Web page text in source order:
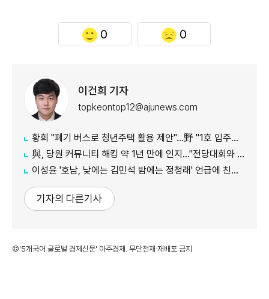
0 0
이건희 기자
topkeontop12@ajunews.com
황희 "폐기 버스로 청년주택 활용 제안"…野 "1호 입주하라"
與, 당원 커뮤니티 해킹 약 1년 만에 인지…"전당대회와 무관"
이성윤 '호남, 낮에는 김민석 밤에는 정청래' 언급에 친명계 반발…"한심한 수준"
기자의 다른기사
©'5개국어 글로벌 경제신문' 아주경제. 무단전재·재배포 금지